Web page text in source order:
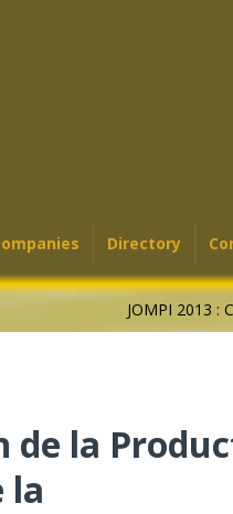
Directory
JOMPI 2013 :
de la
la